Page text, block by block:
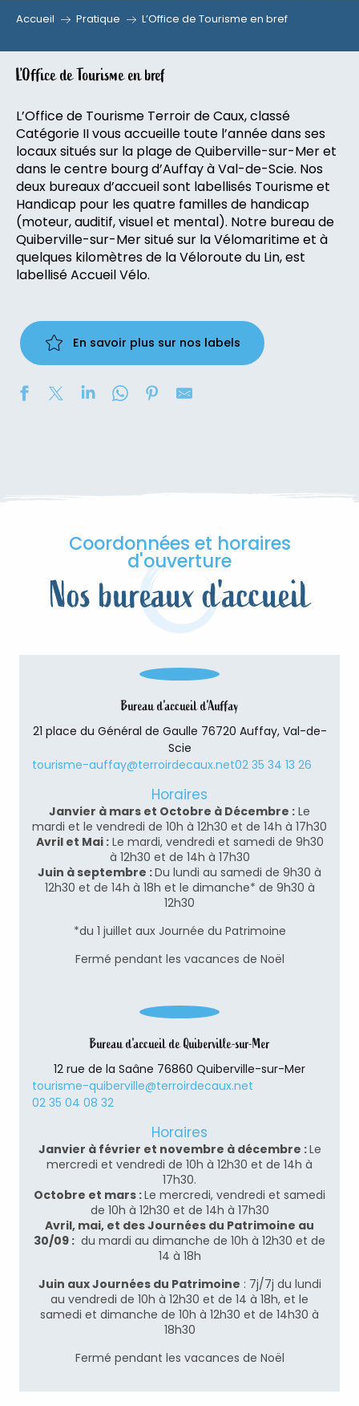
Accueil Pratique L’Office de Tourisme en bref
L’Office de Tourisme en bref
L’Office de Tourisme Terroir de Caux, classé
Catégorie II vous accueille toute l’année dans ses
locaux situés sur la plage de Quiberville-sur-Mer et
dans le centre bourg d’Auffay à Val-de-Scie. Nos
deux bureaux d’accueil sont labellisés Tourisme et
Handicap pour les quatre familles de handicap
(moteur, auditif, visuel et mental). Notre bureau de
Quiberville-sur-Mer situé sur la Vélomaritime et à
quelques kilomètres de la Véloroute du Lin, est
labellisé Accueil Vélo.
En savoir plus sur nos labels
Coordonnées et horaires
d'ouverture
Nos bureaux d'accueil
Bureau d'accueil d'Auffay
21 place du Général de Gaulle 76720 Auffay, Val-de-
Scie
tourisme-auffay@terroirdecaux.net02 35 34 13 26
Horaires
Janvier à mars et Octobre à Décembre : Le
mardi et le vendredi de 10h à 12h30 et de 14h à 17h30
Avril et Mai :Le mardi, vendredi et samedi de 9h30
à 12h30 et de 14h à 17h30
Juin à septembre :Du lundi au samedi de 9h30 à
12h30 et de 14h à 18h et le dimanche* de 9h30 à
12h30
*du 1 juillet aux Journée du Patrimoine
Fermé pendant les vacances de Noël
Bureau d'accueil de Quiberville-sur-Mer
12 rue de la Saâne 76860 Quiberville-sur-Mer
tourisme-quiberville@terroirdecaux.net
02 35 04 08 32
Horaires
Janvier à février et novembre à décembre :Le
mercredi et vendredi de 10h à 12h30 et de 14h à
17h30.
Octobre et mars :Le mercredi, vendredi et samedi
de 10h à 12h30 et de 14h à 17h30
Avril, mai, et des Journées du Patrimoine au
30/09 : du mardi au dimanche de 10h à 12h30 et de
14 à 18h
Juin aux Journées du Patrimoine : 7j/7j du lundi
au vendredi de 10h à 12h30 et de 14 à 18h, et le
samedi et dimanche de 10h à 12h30 et de 14h30 à
18h30
Fermé pendant les vacances de Noël